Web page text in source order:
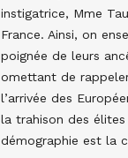
instigatrice, Mme
France. Ainsi, on
poignée de leurs
omettant de
l’arrivée des
la trahison des
démographie est la